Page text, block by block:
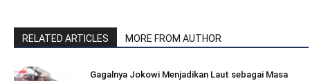
RELATED ARTICLES MORE FROM AUTHOR
Gagalnya Jokowi Menjadikan Laut sebagai Masa